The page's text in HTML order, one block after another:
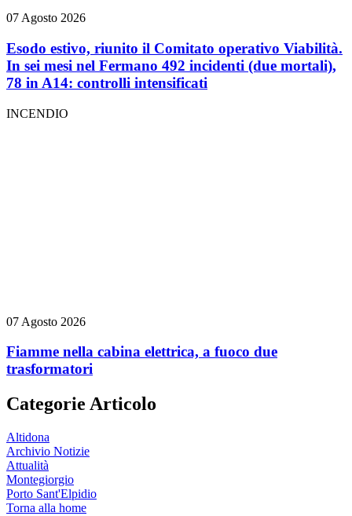
07 Agosto 2026
Esodo estivo, riunito il Comitato operativo Viabilità.
In sei mesi nel Fermano 492 incidenti (due mortali),
78 in A14: controlli intensificati
INCENDIO
07 Agosto 2026
Fiamme nella cabina elettrica, a fuoco due
trasformatori
Categorie Articolo
Altidona
Archivio Notizie
Attualità
Montegiorgio
Porto Sant'Elpidio
Torna alla home